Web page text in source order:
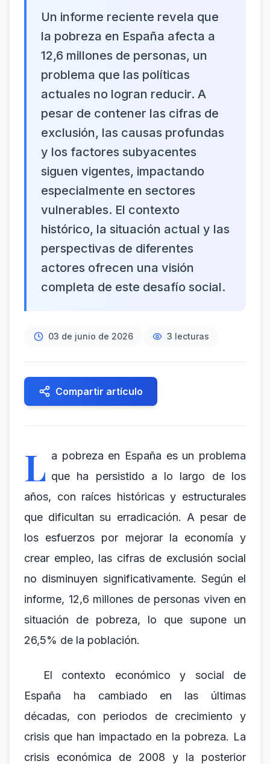
Un informe reciente revela que
la pobreza en España afecta a
12,6 millones de personas, un
problema que las políticas
actuales no logran reducir. A
pesar de contener las cifras de
exclusión, las causas profundas
y los factores subyacentes
siguen vigentes, impactando
especialmente en sectores
vulnerables. El contexto
histórico, la situación actual y las
perspectivas de diferentes
actores ofrecen una visión
completa de este desafío social.
03 de junio de 2026 3 lecturas
Compartir artículo
L a pobreza en España es un problema
que ha persistido a lo largo de los
años, con raíces históricas y estructurales
que dificultan su erradicación. A pesar de
los esfuerzos por mejorar la economía y
crear empleo, las cifras de exclusión social
no disminuyen significativamente. Según el
informe, 12,6 millones de personas viven en
situación de pobreza, lo que supone un
26,5% de la población.
El contexto económico y social de
España ha cambiado en las últimas
décadas, con periodos de crecimiento y
crisis que han impactado en la pobreza. La
crisis económica de 2008 y la posterior